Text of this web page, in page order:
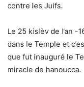
contre les Juifs.
Le 25 kislèv de l’an -
dans le Temple et
que fut inauguré le
miracle de hanoucca.